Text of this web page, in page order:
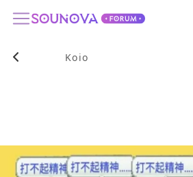
Koio